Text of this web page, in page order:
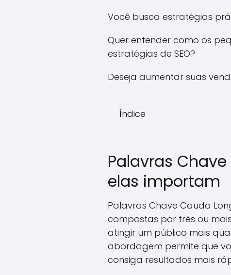
Você busca estratégias
Quer entender como os
estratégias de SEO?
Deseja aumentar suas
Índice
Palavras
elas importam
Palavras Chave Cauda
compostas por três ou
atingir um público mais
abordagem permite que
consiga resultados mais